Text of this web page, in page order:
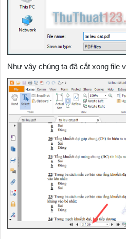
Như vậy chúng ta đã cắt xong file